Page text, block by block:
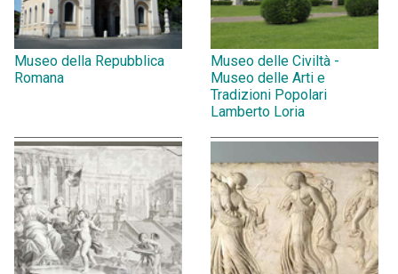
Museo della Repubblica
Romana
Museo delle Civiltà -
Museo delle Arti e
Tradizioni Popolari
Lamberto Loria